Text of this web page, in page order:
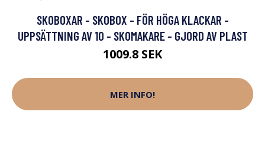
SKOBOXAR - SKOBOX - FÖR HÖGA KLACKAR -
UPPSÄTTNING AV 10 - SKOMAKARE - GJORD AV PLAST
1009.8 SEK
MER INFO!